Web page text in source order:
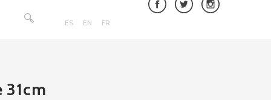
ES EN FR
31cm